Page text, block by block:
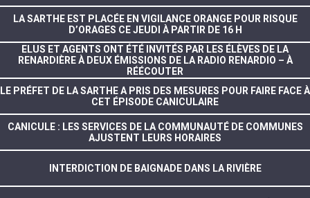
LA SARTHE EST PLACÉE EN VIGILANCE ORANGE POUR RISQUE
D’ORAGES CE JEUDI À PARTIR DE 16 H
ELUS ET AGENTS ONT ÉTÉ INVITÉS PAR LES ÉLÈVES DE LA
RENARDIÈRE À DEUX ÉMISSIONS DE LA RADIO RENARDIO – À
RÉÉCOUTER
LE PRÉFET DE LA SARTHE A PRIS DES MESURES POUR FAIRE FACE À
CET ÉPISODE CANICULAIRE
CANICULE : LES SERVICES DE LA COMMUNAUTÉ DE COMMUNES
AJUSTENT LEURS HORAIRES
INTERDICTION DE BAIGNADE DANS LA RIVIÈRE